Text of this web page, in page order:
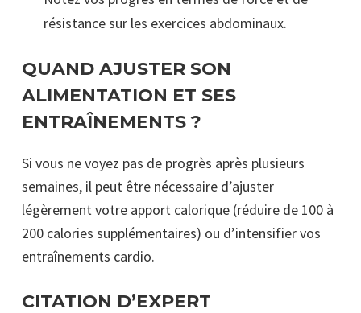
résistance sur les exercices abdominaux.
QUAND AJUSTER SON
ALIMENTATION ET SES
ENTRAÎNEMENTS ?
Si vous ne voyez pas de progrès après plusieurs
semaines, il peut être nécessaire d’ajuster
légèrement votre apport calorique (réduire de 100 à
200 calories supplémentaires) ou d’intensifier vos
entraînements cardio.
CITATION D’EXPERT